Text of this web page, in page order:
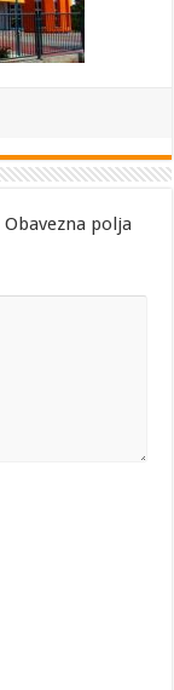
Obavezna polja